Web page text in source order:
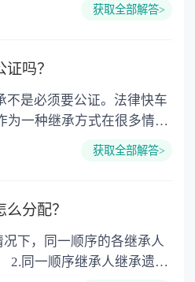
证费：按房
的0.05%缴纳 4. 土
权登记费：
获取全部解答>
吗？
为一种继承方式在很多情况
，当然，如果需要公正的也
纠纷，可以对遗产继承进行
获取全部解答>
分配？